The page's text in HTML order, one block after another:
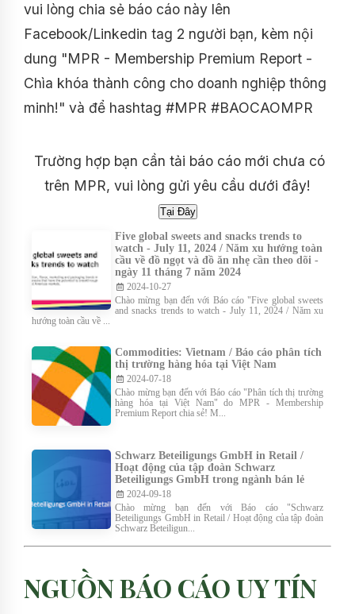
vui lòng chia sẻ báo cáo này lên
Facebook/Linkedin tag 2 người bạn, kèm nội
dung "MPR - Membership Premium Report -
Chìa khóa thành công cho doanh nghiệp thông
minh!" và để hashtag #MPR #BAOCAOMPR
Trường hợp bạn cần tải báo cáo mới chưa có
trên MPR, vui lòng gửi yêu cầu dưới đây!
Five global sweets and snacks trends to
watch - July 11, 2024 / Năm xu hướng toàn
cầu về đồ ngọt và đồ ăn nhẹ cần theo dõi -
ngày 11 tháng 7 năm 2024
2024-10-27
Chào mừng bạn đến với Báo cáo "Five global sweets
and snacks trends to watch - July 11, 2024 / Năm xu
hướng toàn cầu về ...
Commodities: Vietnam / Báo cáo phân tích
thị trường hàng hóa tại Việt Nam
2024-07-18
Chào mừng bạn đến với Báo cáo "Phân tích thị trường
hàng hóa tại Việt Nam" do MPR - Membership
Premium Report chia sẻ! M...
Schwarz Beteiligungs GmbH in Retail /
Hoạt động của tập đoàn Schwarz
Beteiligungs GmbH trong ngành bán lẻ
2024-09-18
Chào mừng bạn đến với Báo cáo "Schwarz
Beteiligungs GmbH in Retail / Hoạt động của tập đoàn
Schwarz Beteiligun...
NGUỒN BÁO CÁO UY TÍN